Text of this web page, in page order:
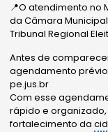
📍O atendimento no
da Câmara
Tribunal Regional
Antes de
agendamento prévio
pe.jus.br
Com esse
rápido e
fortalecimento da